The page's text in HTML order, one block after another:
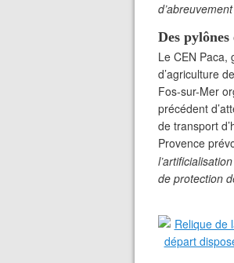
d’abreuvement
Des
Le CEN Paca,
d’agriculture
Fos-sur-Mer
précédent
de transport
Provence
de protection